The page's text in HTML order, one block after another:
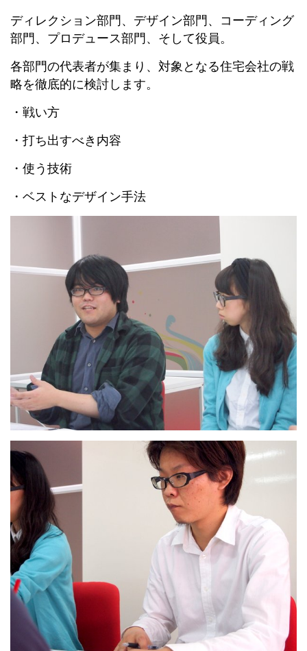
ディレクション部門、デザイン部門、コーディング
部門、プロデュース部門、そして役員。
各部門の代表者が集まり、対象となる住宅会社の戦
略を徹底的に検討します。
・戦い方
・打ち出すべき内容
・使う技術
・ベストなデザイン手法